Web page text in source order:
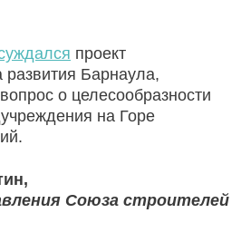
проект
развития Барнаула,
о целесообразности
на Горе
Союза строителей